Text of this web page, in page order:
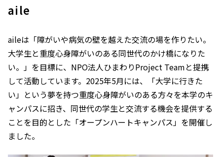
aile
aileは「障がいや病気の壁を越えた交流の場を作りたい。
大学生と重度心身障がいのある同世代のかけ橋になりた
い。」を目標に、NPO法人ひまわりProject Teamと提携
して活動しています。2025年5月には、「大学に行きた
い」という夢を持つ重度心身障がいのある方々を本学のキ
ャンパスに招き、同世代の学生と交流する機会を提供する
ことを目的とした「オープンハートキャンパス」を開催し
ました。